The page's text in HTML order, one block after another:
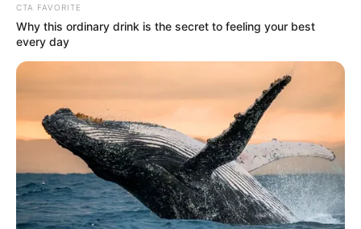
CTA FAVORITE
Why this ordinary drink is the secret to feeling your best
every day